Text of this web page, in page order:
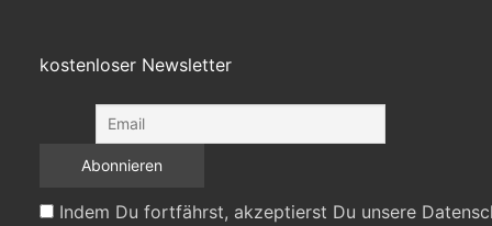
kostenloser Newsletter
Indem Du fortfährst, akzeptierst Du unsere